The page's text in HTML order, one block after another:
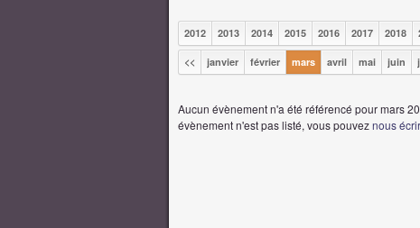
2012 2013 2014 2015 2016 2017 2018
<< janvier février mars avril mai juin
Aucun évènement n'a été référencé pour mars
évènement n'est pas listé, vous pouveznous